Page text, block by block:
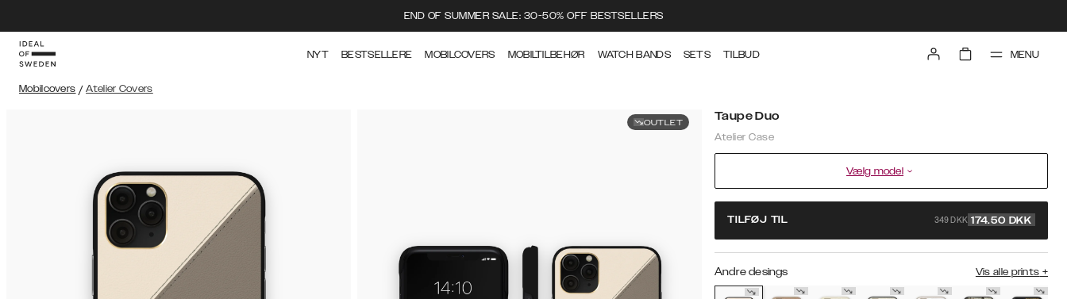
END OF SUMMER SALE: 30-50% OFF BESTSELLERS
NYT BESTSELLERE MOBILCOVERS MOBILTILBEHØR WATCH BANDS SETS TILBUD MENU
Mobilcovers / Atelier Covers
OUTLET Taupe Duo
Atelier Case
Vælg model
TILFØJ TIL 349 DKK 174.50 DKK
Andre desings Vis alle prints +